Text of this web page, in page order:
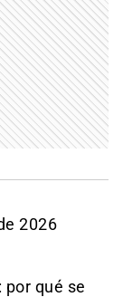
2026
por qué se